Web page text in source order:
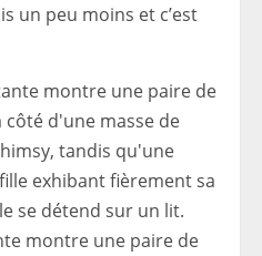
un peu moins et c’est
montre une paire de